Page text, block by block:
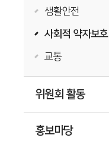
생활안전
사회적 약자보호
교통
위원회 활동
홍보마당